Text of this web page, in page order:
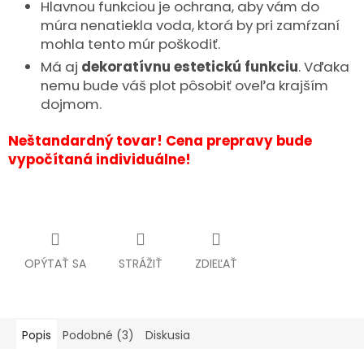
Hlavnou funkciou je ochrana, aby vám do
múra nenatiekla voda, ktorá by pri zamŕzaní
mohla tento múr poškodiť.
Má aj dekoratívnu estetickú funkciu. Vďaka
nemu bude váš plot pôsobiť oveľa krajším
dojmom.
Neštandardný tovar! Cena prepravy bude
vypočítaná individuálne!
OPÝTAŤ SA STRÁŽIŤ ZDIEĽAŤ
Popis Podobné (3) Diskusia